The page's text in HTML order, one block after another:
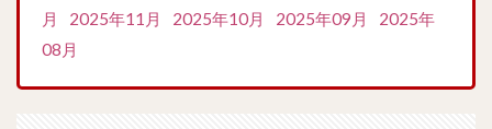
月
2025年11月 2025年10月 2025年09月
2025年
08月